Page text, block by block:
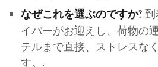
なぜこれを選ぶのですか?到
イバーがお迎えし、荷物の
テルまで直接、ストレスな
す。.